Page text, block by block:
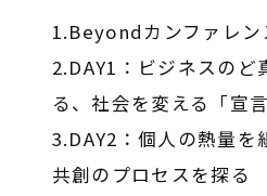
1.Beyondカンファレン
2.DAY1：ビジネスのど
る、社会を変える「宣言
3.DAY2：個人の熱量を
共創のプロセスを探る